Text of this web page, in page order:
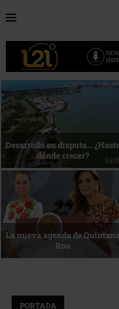
Bottega, un viaje servido a la
mesa
Reconocimiento de viajeros
PORTADA